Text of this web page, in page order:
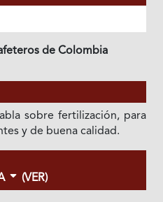
de Colombia
sobre fertilización, para
y de buena calidad.
(VER)